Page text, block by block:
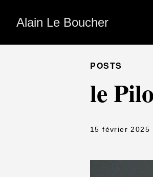
Alain Le Boucher
POSTS
le
15 février 2025